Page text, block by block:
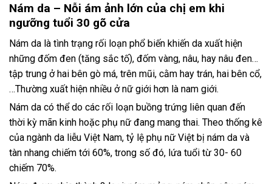
Nám da – Nỗi ám ảnh lớn của chị em khi
ngưỡng tuổi 30 gõ cửa
Nám da là tình trạng rối loạn phổ biến khiến da xuất hiện
những đốm đen (tăng sắc tố), đốm vàng, nâu, hay nâu đen…
tập trung ở hai bên gò má, trên mũi, cằm hay trán, hai bên cổ,
…Thường xuất hiện nhiều ở nữ giới hơn là nam giới.
Nám da có thể do các rối loạn buồng trứng liên quan đến
thời kỳ mãn kinh hoặc phụ nữ đang mang thai. Theo thống kê
của ngành da liễu Việt Nam, tỷ lệ phụ nữ Việt bị nám da và
tàn nhang chiếm tới 60%, trong số đó, lứa tuổi từ 30- 60
chiếm 70%.